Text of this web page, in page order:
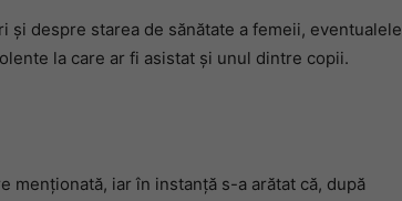
și despre starea de sănătate a femeii, eventualele
la care ar fi asistat și unul dintre copii.
menționată, iar în instanță s-a arătat că, după